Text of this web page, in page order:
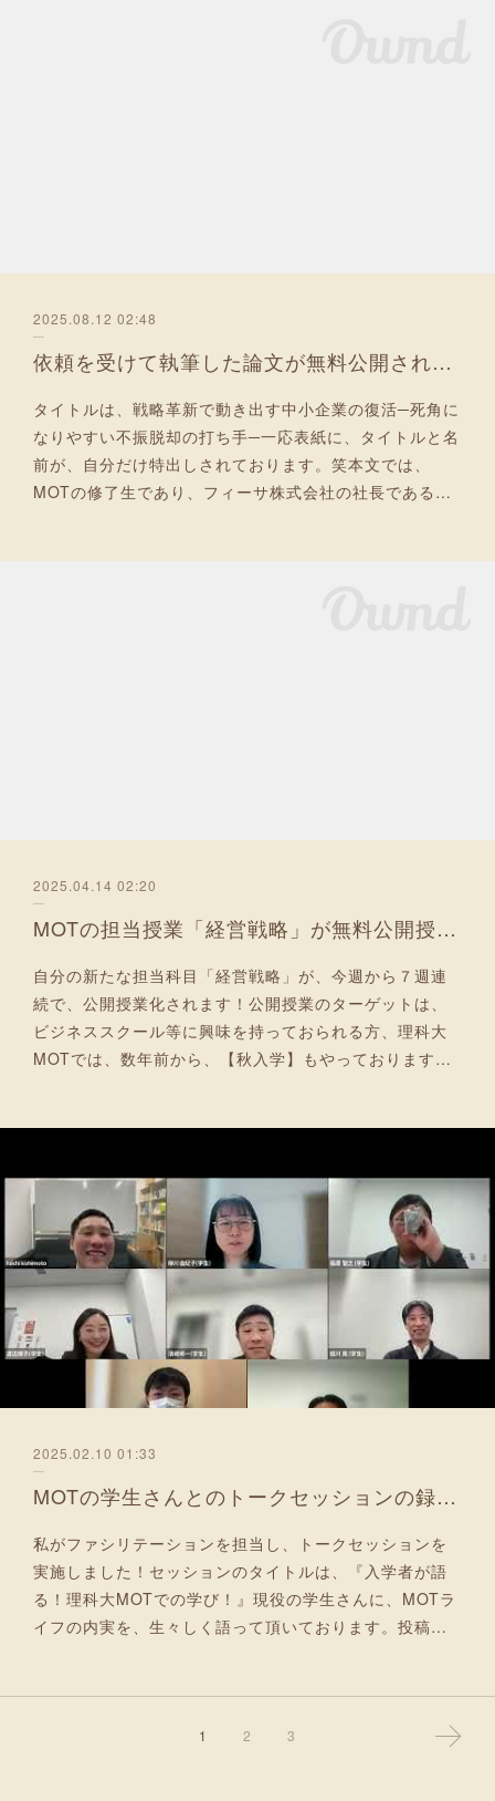
2025.08.12 02:48
依頼を受けて執筆した論文が無料公開されました！
タイトルは、戦略革新で動き出す中小企業の復活─死角に
なりやすい不振脱却の打ち手─一応表紙に、タイトルと名
前が、自分だけ特出しされております。笑本文では、
MOTの修了生であり、フィーサ株式会社の社長である…
2025.04.14 02:20
MOTの担当授業「経営戦略」が無料公開授業に！
自分の新たな担当科目「経営戦略」が、今週から７週連
続で、公開授業化されます！公開授業のターゲットは、
ビジネススクール等に興味を持っておられる方、理科大
MOTでは、数年前から、【秋入学】もやっております…
2025.02.10 01:33
MOTの学生さんとのトークセッションの録画をUP！
私がファシリテーションを担当し、トークセッションを
実施しました！セッションのタイトルは、『入学者が語
る！理科大MOTでの学び！』現役の学生さんに、MOTラ
イフの内実を、生々しく語って頂いております。投稿…
1 2 3